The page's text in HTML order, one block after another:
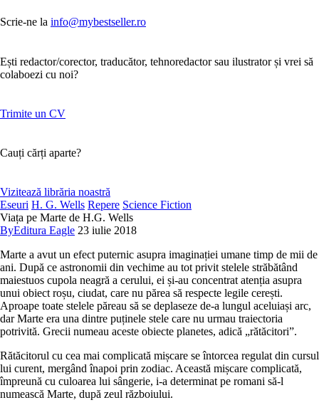
Scrie-ne la info@mybestseller.ro
Ești redactor/corector, traducător, tehnoredactor sau ilustrator și vrei să
colaboezi cu noi?
Trimite un CV
Cauți cărți aparte?
Vizitează librăria noastră
Eseuri H. G. Wells Repere Science Fiction
Viața pe Marte de H.G. Wells
ByEditura Eagle 23 iulie 2018
Marte a avut un efect puternic asupra imaginației umane timp de mii de
ani. După ce astronomii din vechime au tot privit stelele străbătând
maiestuos cupola neagră a cerului, ei și-au concentrat atenția asupra
unui obiect roșu, ciudat, care nu părea să respecte legile cerești.
Aproape toate stelele păreau să se deplaseze de-a lungul aceluiași arc,
dar Marte era una dintre puținele stele care nu urmau traiectoria
potrivită. Grecii numeau aceste obiecte planetes, adică „rătăcitori”.
Rătăcitorul cu cea mai complicată mișcare se întorcea regulat din cursul
lui curent, mergând înapoi prin zodiac. Această mișcare complicată,
împreună cu culoarea lui sângerie, i-a determinat pe romani să-l
numească Marte, după zeul războiului.